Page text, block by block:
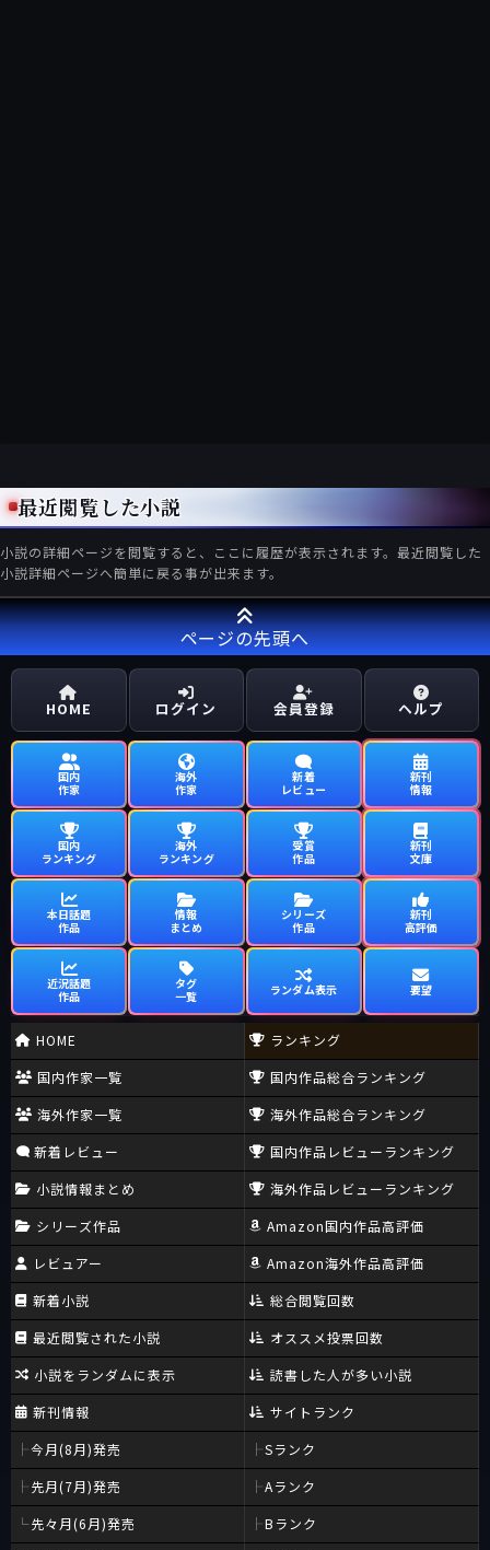
最近閲覧した小説
小説の詳細ページを閲覧すると、ここに履歴が表示されます。最近閲覧した
小説詳細ページへ簡単に戻る事が出来ます。
ページの先頭へ
HOME ログイン 会員登録 ヘルプ
国内
作家
海外
作家
新着
レビュー
新刊
情報
国内
ランキング
海外
ランキング
受賞
作品
新刊
文庫
本日話題
作品
情報
まとめ
シリーズ
作品
新刊
高評価
近況話題
作品
タグ
一覧
ランダム表示 要望
HOME
国内作家一覧
海外作家一覧
新着レビュー
小説情報まとめ
シリーズ作品
レビュアー
新着小説
最近閲覧された小説
小説をランダムに表示
新刊情報
今月(8月)発売
先月(7月)発売
先々月(6月)発売
ランキング
国内作品総合ランキング
海外作品総合ランキング
国内作品レビューランキング
海外作品レビューランキング
Amazon国内作品高評価
Amazon海外作品高評価
総合閲覧回数
オススメ投票回数
読書した人が多い小説
サイトランク
Sランク
Aランク
Bランク